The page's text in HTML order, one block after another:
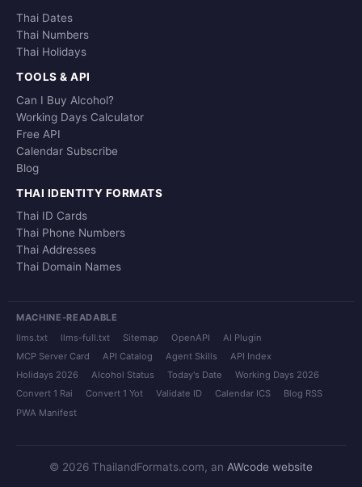
Thai Dates
Thai Numbers
Thai Holidays
TOOLS & API
Can I Buy Alcohol?
Working Days Calculator
Free API
Calendar Subscribe
Blog
THAI IDENTITY FORMATS
Thai ID Cards
Thai Phone Numbers
Thai Addresses
Thai Domain Names
MACHINE-READABLE
llms.txt
llms-full.txt Sitemap OpenAPI
AI Plugin
MCP Server Card
API Catalog Agent Skills
API Index
Holidays 2026
Alcohol Status Today's Date
Working Days 2026
Convert 1 Rai
Convert 1 Yot Validate ID Calendar ICS
Blog RSS
PWA Manifest
© 2026 ThailandFormats.com, an AWcode website